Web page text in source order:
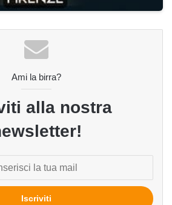
Ami la birra?
alla nostra